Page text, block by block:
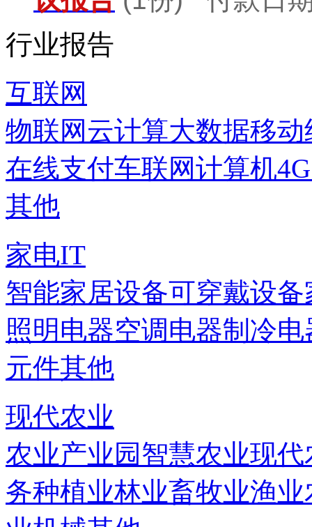
行业报告
互联网
物联网 云计算大数据移动
在线支付车联网计算机
其他
家电IT
智能家居设备可穿戴设备
照明电器空调电器制冷电
元件其他
现代农业
农业产业园智慧农业现代
务种植业林业畜牧业渔业